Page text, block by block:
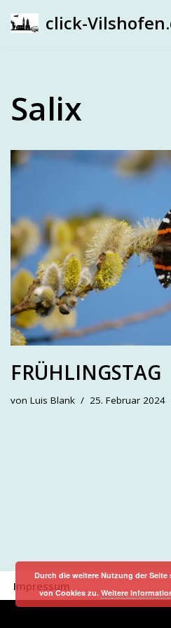
click-
Salix
FRÜHLINGSTAG
von Luis Blank 25. Februar 2024
Impressum
Durch die weitere Nutzung der
von Cookies zu.Weitere